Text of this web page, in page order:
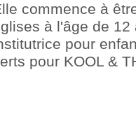
commence à
à l'âge de
pour
pour KOOL &